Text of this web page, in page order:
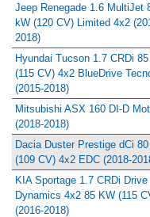
Jeep Renegade 1.6 MultiJet
kW (120 CV) Limited 4x2
2018)
Hyundai Tucson 1.7 CRDi
(115 CV) 4x2 BlueDrive
(2015-2018)
Mitsubishi ASX 160 DI-D
(2018-2018)
Dacia Duster Prestige dCi
(109 CV) 4x2 EDC (2018-
KIA Sportage 1.7 CRDi
Dynamics 4x2 85 KW (115
(2016-2018)